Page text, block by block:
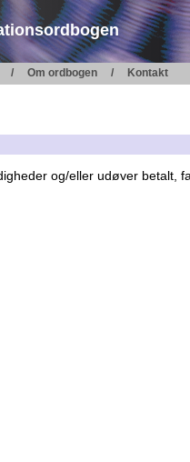
Om ordbogen Kontakt
og/eller udøver betalt,